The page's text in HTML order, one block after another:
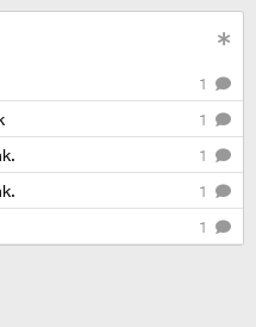
1
1
1
1
1